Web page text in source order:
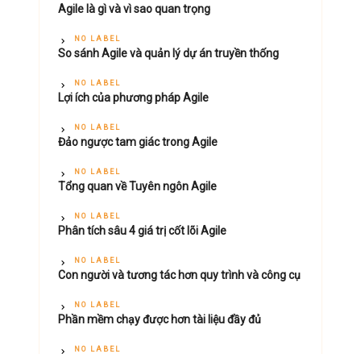
Agile là gì và vì sao quan trọng
NO LABEL
So sánh Agile và quản lý dự án truyền thống
NO LABEL
Lợi ích của phương pháp Agile
NO LABEL
Đảo ngược tam giác trong Agile
NO LABEL
Tổng quan về Tuyên ngôn Agile
NO LABEL
Phân tích sâu 4 giá trị cốt lõi Agile
NO LABEL
Con người và tương tác hơn quy trình và công cụ
NO LABEL
Phần mềm chạy được hơn tài liệu đầy đủ
NO LABEL